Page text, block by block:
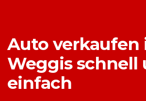
Auto verkaufen
Weggis schnell
einfach